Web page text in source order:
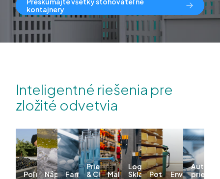
kontajnery
Inteligentné riešenia pre
zložité odvetvia
Poľnohospodárstvo
NápojeFarmácia
Priemysel
& ChémiaMaloobchod
Logistika &
Skladovanie
Potraviny